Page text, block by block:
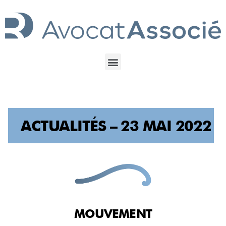
ACTUALITÉS – 23 MAI 2022
MOUVEMENT